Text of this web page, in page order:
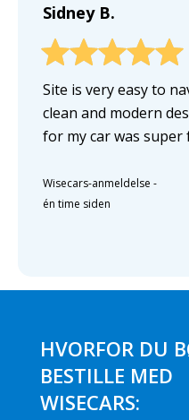
Sidney B.
Site is very easy to
clean and modern
for my car was super
Wisecars-anmeldelse -
én time siden
HVORFOR DU
BESTILLE MED
WISECARS: